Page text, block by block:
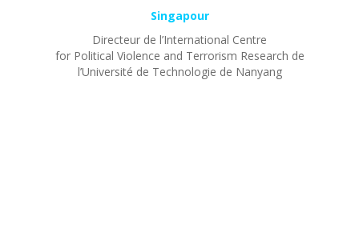
Singapour
Directeur de l’International Centre
for Political Violence and Terrorism Research de
l’Université de Technologie de Nanyang